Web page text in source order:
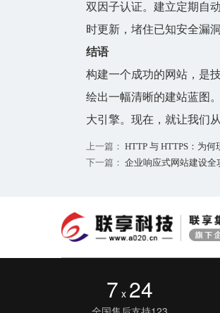
双因子认证。建立定期自
时更新，堵住已知安全漏洞
结语
构建一个成功的网站 ，是
绘出一幅清晰的建站蓝图
大引擎。现在，就让我们
上一篇： HTTP 与 HTTPS：为
下一篇： 企业响应式网站建设
7 x 24